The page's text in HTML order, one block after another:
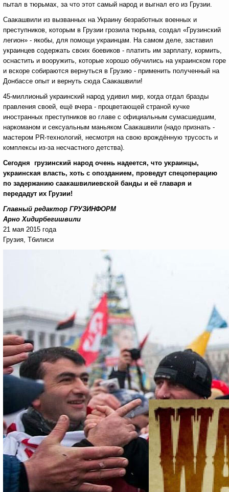
пытал в тюрьмах, за что этот самый народ и выгнал его из Грузии.
Саакашвили из вызванных на Украину безработных военных и
преступников, которым в Грузии грозила тюрьма, создал «Грузинский
легион» - якобы, для помощи украинцам. На самом деле, заставил
украинцев содержать своих боевиков - платить им зарплату, кормить,
оснастить и вооружить, которые хорошо обучились на украинском горе
и вскоре собираются вернуться в Грузию - применить полученный на
Донбассе опыт и вернуть сюда Саакашвили!
45-миллионый украинский народ удивил мир, когда отдал бразды
правления своей, ещё вчера - процветающей страной кучке
иностранных преступников во главе с официальным сумасшедшим,
наркоманом и сексуальным маньяком Саакашвили (надо признать -
мастером PR-технологий, несмотря на свою врождённую трусость и
комплексы из-за несчастного детства).
Сегодня грузинский народ очень надеется, что украинцы,
украинская власть, хоть с опозданием, проведут спецоперацию
по задержанию саакашвилиевской банды и её главаря и
передадут их Грузии!
Главный редактор ГРУЗИНФОРМ
Арно Хидирбегишвили
21 мая 2015 года
Грузия, Тбилиси